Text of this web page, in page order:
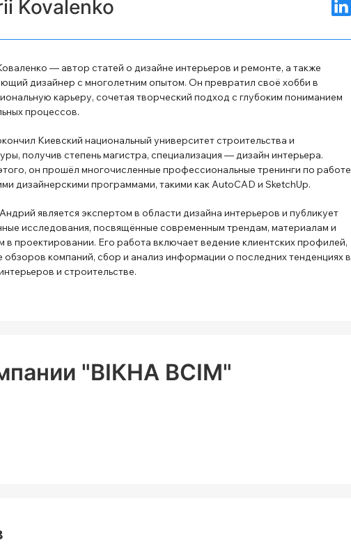
Kovalenko
— автор статей о дизайне интерьеров и ремонте, а также
дизайнер с многолетним опытом. Он превратил своё хобби в
карьеру, сочетая творческий подход с глубоким пониманием
процессов.
Киевский национальный университет строительства и
получив степень магистра, специализация — дизайн интерьера.
он прошёл многочисленные профессиональные тренинги по работе
дизайнерскими программами, такими как AutoCAD и SketchUp.
является экспертом в области дизайна интерьеров и публикует
исследования, посвящённые современным трендам, материалам и
в проектировании. Его работа включает ведение клиентских профилей,
обзоров компаний, сбор и анализ информации о последних тенденциях в
и строительстве.
"ВІКНА ВСІМ"